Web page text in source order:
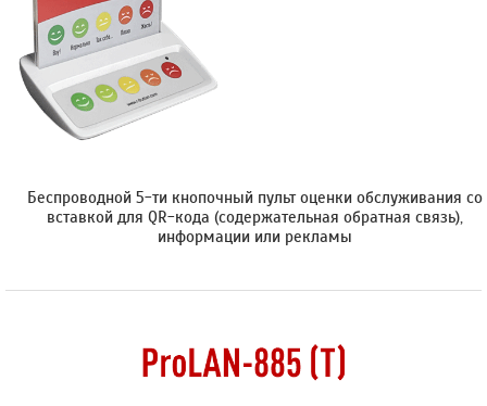
Беспроводной 5-ти кнопочный пульт оценки обслуживания со
вставкой для QR-кода (содержательная обратная связь),
информации или рекламы